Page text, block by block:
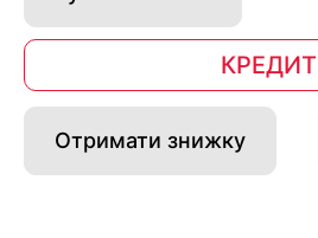
КРЕДИТ
Отримати знижку